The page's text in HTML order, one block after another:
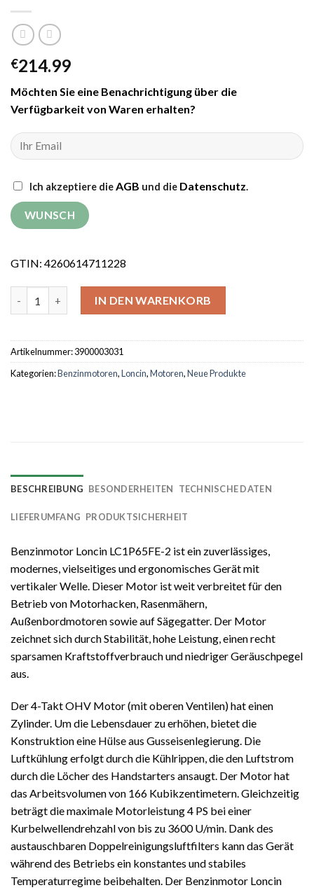
€214.99
Möchten Sie eine Benachrichtigung über die
Verfügbarkeit von Waren erhalten?
Ich akzeptiere dieAGB und die Datenschutz.
GTIN: 4260614711228
IN DEN WARENKORB
Artikelnummer:3900003031
Kategorien:Benzinmotoren,Loncin,Motoren,Neue Produkte
BESCHREIBUNG BESONDERHEITEN TECHNISCHE DATEN
LIEFERUMFANG PRODUKTSICHERHEIT
Benzinmotor Loncin LC1P65FE-2 ist ein zuverlässiges,
modernes, vielseitiges und ergonomisches Gerät mit
vertikaler Welle. Dieser Motor ist weit verbreitet für den
Betrieb von Motorhacken, Rasenmähern,
Außenbordmotoren sowie auf Sägegatter. Der Motor
zeichnet sich durch Stabilität, hohe Leistung, einen recht
sparsamen Kraftstoffverbrauch und niedriger Geräuschpegel
aus.
Der 4-Takt OHV Motor (mit oberen Ventilen) hat einen
Zylinder. Um die Lebensdauer zu erhöhen, bietet die
Konstruktion eine Hülse aus Gusseisenlegierung. Die
Luftkühlung erfolgt durch die Kühlrippen, die den Luftstrom
durch die Löcher des Handstarters ansaugt. Der Motor hat
das Arbeitsvolumen von 166 Kubikzentimetern. Gleichzeitig
beträgt die maximale Motorleistung 4 PS bei einer
Kurbelwellendrehzahl von bis zu 3600 U/min. Dank des
austauschbaren Doppelreinigungsluftfilters kann das Gerät
während des Betriebs ein konstantes und stabiles
Temperaturregime beibehalten. Der Benzinmotor Loncin